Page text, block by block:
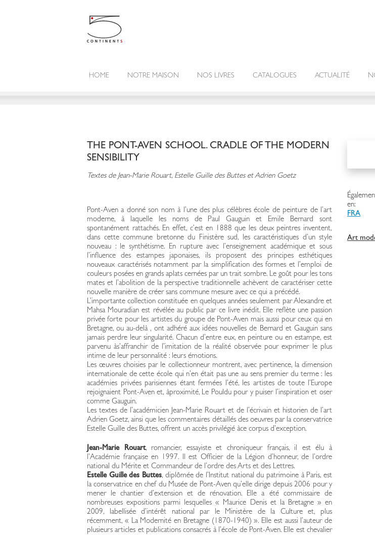
HOME NOTRE MAISON NOS LIVRES CATALOGUES ACTUALITÉ
THE PONT-AVEN SCHOOL. CRADLE OF THE MODERN
SENSIBILITY
Textes de Jean-Marie Rouart, Estelle Guille des Buttes et Adrien Goetz
Pont-Aven a donné son nom à l’une des plus célèbres école de peinture de l’art
moderne, à laquelle les noms de Paul Gauguin et Emile Bernard sont
spontanément rattachés. En effet, c’est en 1888 que les deux peintres inventent,
dans cette commune bretonne du Finistère sud, les caractéristiques d’un style
nouveau : le synthétisme. En rupture avec l’enseignement académique et sous
l’influence des estampes japonaises, ils proposent des principes esthétiques
nouveaux caractérisés notamment par la simplification des formes et l’emploi de
couleurs posées en grands aplats cernées par un trait sombre. Le goût pour les tons
mates et l’abolition de la perspective traditionnelle achèvent de caractériser cette
nouvelle manière de créer sans commune mesure avec ce qui a précédé.
L’importante collection constituée en quelques années seulement par Alexandre et
Mahsa Mouradian est révélée au public par ce livre inédit. Elle reflète une passion
privée forte pour les artistes du groupe de Pont-Aven mais aussi pour ceux qui en
Bretagne, ou au-delà , ont adhéré aux idées nouvelles de Bernard et Gauguin sans
jamais perdre leur singularité. Chacun d’entre eux, en peinture ou en estampe, est
parvenu às’affranchir de l’imitation de la réalité observée pour exprimer le plus
intime de leur personnalité : leurs émotions.
Les œuvres choisies par le collectionneur montrent, avec pertinence, la dimension
internationale de cette école qui n’en était pas une au sens premier du terme : les
académies privées parisiennes étant fermées l’été, les artistes de toute l’Europe
rejoignaient Pont-Aven et, àproximité, Le Pouldu pour y puiser l’inspiration et oser
comme Gauguin.
Les textes de l’académicien Jean-Marie Rouart et de l’écrivain et historien de l’art
Adrien Goetz, ainsi que les commentaires détaillés des oeuvres par la conservatrice
Estelle Guille des Buttes, offrent un accès privilégié àce corpus d’exception.
Jean-Marie Rouart, romancier, essayiste et chroniqueur français, il est élu à
l’Académie française en 1997. Il est Officier de la Légion d’honneur, de l’ordre
national du Mérite et Commandeur de l’ordre des Arts et des Lettres.
Estelle Guille des Buttes, diplômée de l’Institut national du patrimoine à Paris, est
la conservatrice en chef du Musée de Pont-Aven qu’elle dirige depuis 2006 pour y
mener le chantier d’extension et de rénovation. Elle a été commissaire de
nombreuses expositions parmi lesquelles « Maurice Denis et la Bretagne » en
2009, labellisée d’intérêt national par le Ministère de la Culture et, plus
récemment, « La Modernité en Bretagne (1870-1940) ». Elle est aussi l’auteur de
plusieurs articles et publications consacrés à l’école de Pont-Aven. Elle est chevalier
en:
FRA
Art